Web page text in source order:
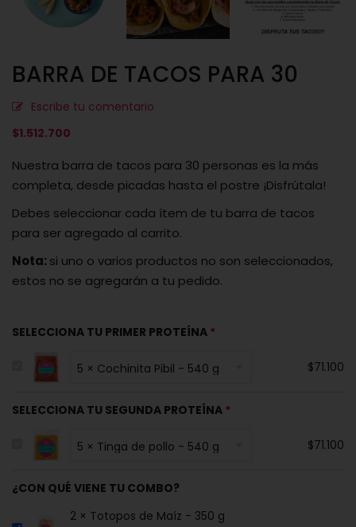
BARRA DE TACOS PARA 30
Escribe tu comentario
$1.512.700
Nuestra barra de tacos para 30 personas es la más
completa, desde picadas hasta el postre ¡Disfrútala!
Debes seleccionar cada ítem de tu barra de tacos
para ser agregado al carrito.
Nota:si uno o varios productos no son seleccionados,
estos no se agregarán a tu pedido.
SELECCIONA TU PRIMER PROTEÍNA
$71.100
SELECCIONA TU SEGUNDA PROTEÍNA
$71.100
¿CON QUÉ VIENE TU COMBO?
2 × Totopos de Maíz - 350 g